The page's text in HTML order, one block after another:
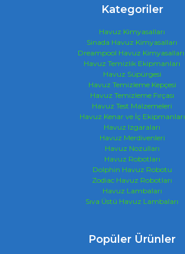
Kategoriler
Havuz Kimyasalları
Sinada Havuz Kimyasalları
Dreampool Havuz Kimyasalları
Havuz Temizlik Ekipmanları
Havuz Süpürgesi
Havuz Temizleme Kepçesi
Havuz Temizleme Fırçası
Havuz Test Malzemeleri
Havuz Kenar ve İç Ekipmanları
Havuz Izgaraları
Havuz Merdivenleri
Havuz Nozulları
Havuz Robotları
Dolphin Havuz Robotu
Zodiac Havuz Robotları
Havuz Lambaları
Sıva Üstü Havuz Lambaları
Popüler Ürünler